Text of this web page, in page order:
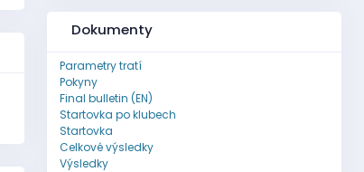
Dokumenty
Parametry tratí
Pokyny
Final bulletin (EN)
Startovka po klubech
Startovka
Celkové výsledky
Výsledky